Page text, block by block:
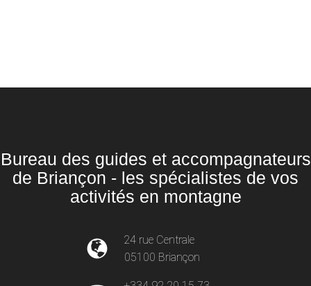
Bureau des guides et accompagnateurs
de Briançon - les spécialistes de vos
activités en montagne
24 rue Centrale
05100 Briançon